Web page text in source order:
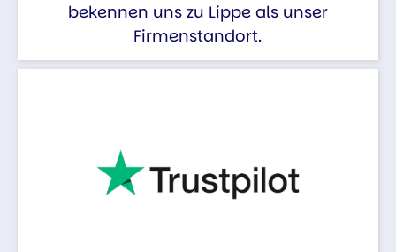
bekennen uns zu Lippe als unser
Firmenstandort.